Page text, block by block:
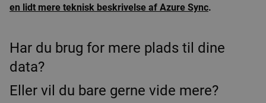
en lidt mere teknisk beskrivelse af Azure Sync.
Har du brug for mere plads til dine
data?
Eller vil du bare gerne vide mere?